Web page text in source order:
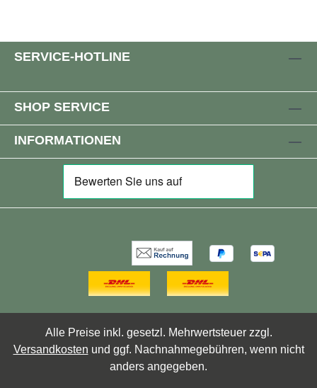
SERVICE-HOTLINE
SHOP SERVICE
INFORMATIONEN
Alle Preise inkl. gesetzl. Mehrwertsteuer zzgl.
Versandkosten und ggf. Nachnahmegebühren, wenn nicht
anders angegeben.